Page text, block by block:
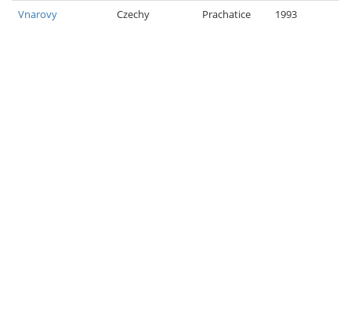
Vnarovy
Czechy Prachatice 1993